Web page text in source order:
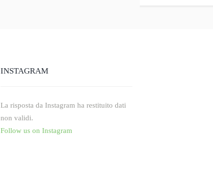
INSTAGRAM
La risposta da Instagram ha restituito dati
non validi.
Follow us on Instagram